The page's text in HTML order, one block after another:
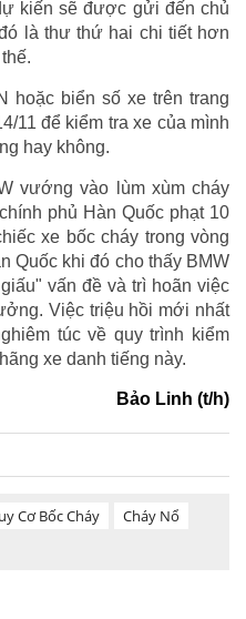
kiến sẽ được gửi đến chủ
là thư thứ hai chi tiết hơn
hoặc biển số xe trên trang
11 để kiểm tra xe của mình
hay không.
vướng vào lùm xùm cháy
phủ Hàn Quốc phạt 10
xe bốc cháy trong vòng
Quốc khi đó cho thấy BMW
vấn đề và trì hoãn việc
Việc triệu hồi mới nhất
túc về quy trình kiểm
xe danh tiếng này.
Bảo Linh (t/h)
Cơ Bốc Cháy
Cháy Nổ